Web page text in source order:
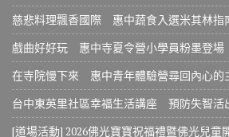
慈悲料理飄香國際 惠中蔬食入選米其林指
戲曲好好玩 惠中寺夏令營小學員粉墨登場
在寺院慢下來 惠中青年體驗營尋回內心的
台中東英里社區幸福生活講座 預防失智活
[道場活動] 2026佛光寶寶祝福禮暨佛光兒童